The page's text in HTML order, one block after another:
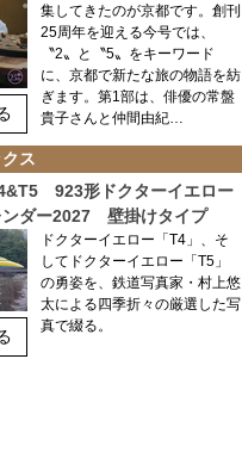
集してきたのが京都です。創刊
25周年を迎える今号では、
〝2〟と〝5〟をキーワード
に、京都で新たな旅の物語を紡
ぎます。第1部は、俳優の常盤
貴子さんと仲間由紀…
ス
923形ドクターイエロー
ンダー2027 壁掛けタイプ
ドクターイエロー「T4」、そ
してドクターイエロー「T5」
の勇姿を、鉄道写真家・村上悠
太による四季折々の厳選した写
真で綴る。